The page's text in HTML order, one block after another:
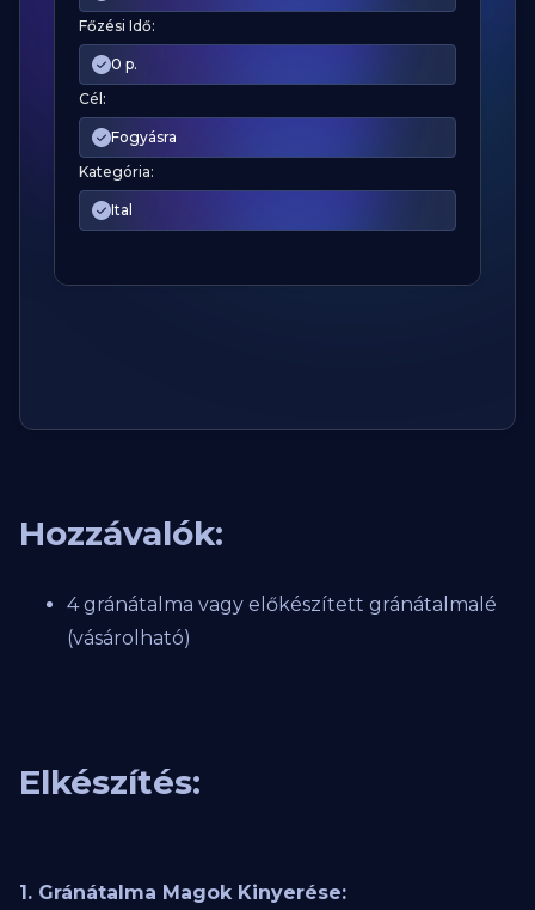
Főzési Idő:
0 p.
Cél:
Fogyásra
Kategória:
Ital
Hozzávalók:
4 gránátalma vagy előkészített gránátalmalé
(vásárolható)
Elkészítés:
1. Gránátalma Magok Kinyerése: